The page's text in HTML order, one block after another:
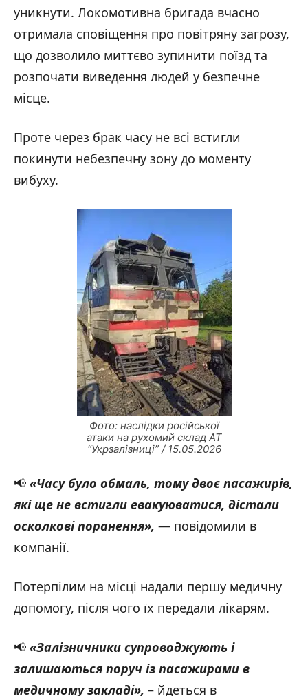
уникнути. Локомотивна бригада вчасно
отримала сповіщення про повітряну загрозу,
що дозволило миттєво зупинити поїзд та
розпочати виведення людей у безпечне
місце.
Проте через брак часу не всі встигли
покинути небезпечну зону до моменту
вибуху.
Фото: наслідки російської
атаки на рухомий склад АТ
“Укрзалізниці” / 15.05.2026
📢 «Часу було обмаль, тому двоє пасажирів,
які ще не встигли евакуюватися, дістали
осколкові поранення», — повідомили в
компанії.
Потерпілим на місці надали першу медичну
допомогу, після чого їх передали лікарям.
📢 «Залізничники супроводжують і
залишаються поруч із пасажирами в
медичному закладі», – йдеться в